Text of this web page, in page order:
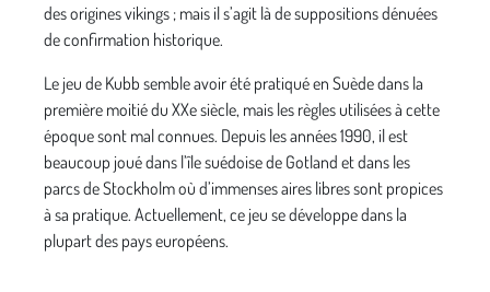
des origines vikings ; mais il s’agit là de suppositions dénuées
de confirmation historique.
Le jeu de Kubb semble avoir été pratiqué en Suède dans la
première moitié du XXe siècle, mais les règles utilisées à cette
époque sont mal connues. Depuis les années 1990, il est
beaucoup joué dans l’île suédoise de Gotland et dans les
parcs de Stockholm où d’immenses aires libres sont propices
à sa pratique. Actuellement, ce jeu se développe dans la
plupart des pays européens.